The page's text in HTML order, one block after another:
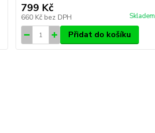
799 Kč
660 Kč bez DPH Skladem
Přidat do košíku